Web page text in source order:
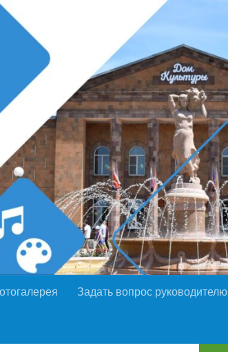
Задать вопрос руководителю